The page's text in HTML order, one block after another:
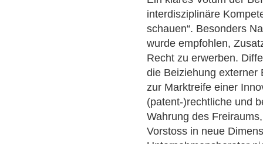
interdisziplinäre
schauen“. Besonders
wurde empfohlen,
Recht zu erwerben.
die Beiziehung externer
zur Marktreife einer
(patent-)rechtliche und
Wahrung des
Vorstoss in neue